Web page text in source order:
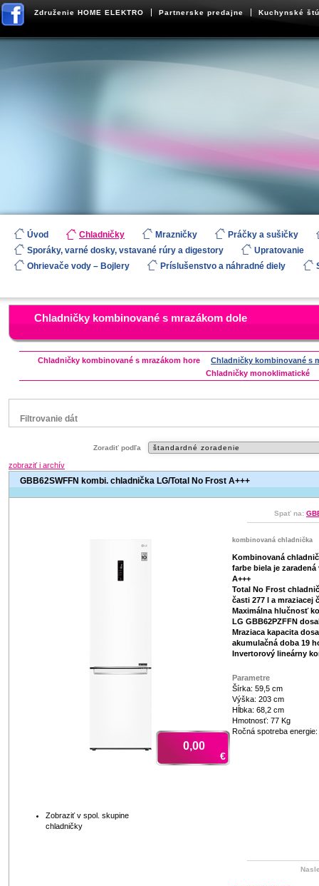
Združenie HOME ELEKTRO Partnerske predajne Kuchynské
Úvod Chladničky Mrazničky
Práčky a sušičky
Sporáky, varné dosky, vstavané rúry a digestory
Upratovanie
Ohrievače vody – Bojlery
Príslušenstvo a náhradné diely
Chladničky kombinované s mrazákom dole
Chladničky kombinované s mrazákom hore
Chladničky kombinované s
Chladničky monoklimatické
Filtrovanie dát
Gorenje
Hisense Indesit LG Liebherr
Mora
Whirlpool
Zanussi
Zoradiť podľa
zobraziť i archív
GBB62SWFFN kombi. chladnička LG/Total No Frost A+++
Spať na:
kombinovaná chladnička
Kombinovaná
farbe biela je
A+++
Total No Frost
časti 277 l a mraziacej
Maximálna hlučnosť
LG GBB62PZFFN
Mraziaca kapacita
akumulačná doba 19
Invertorový lineárny
Parametre
Šírka: 59,5 cm
Výška: 203 cm
Hĺbka: 68,2 cm
Hmotnosť: 77 Kg
Ročná spotreba
0,00
€
Zobraziť v spol. skupine
chladničky